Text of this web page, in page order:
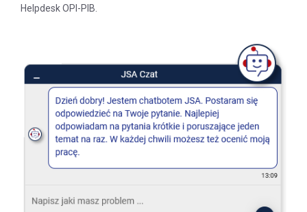
Helpdesk OPI-PIB.